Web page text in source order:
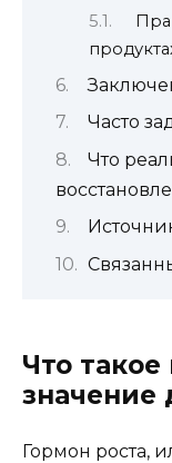
Часто
Что
Что такое
значение
Гормон роста,